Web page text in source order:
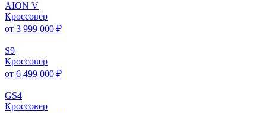
AION V
Кроссовер
от 3 999 000 ₽
S9
Кроссовер
от 6 499 000 ₽
GS4
Кроссовер